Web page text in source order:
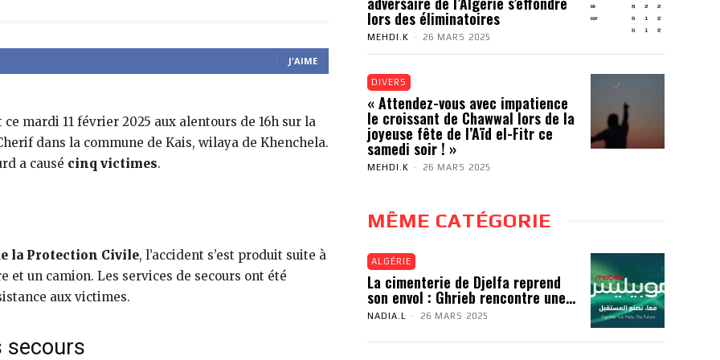
J'AIME
ce mardi 11 février 2025 aux alentours de 16h sur la
dans la commune de Kais, wilaya de Khenchela.
a causé cinq victimes.
la Protection Civile, l’accident s’est produit suite à
un camion. Les services de secours ont été
aux victimes.
secours
lors des éliminatoires
MEHDI.K - 26 MARS 2025
DIVERS
« Attendez-vous avec impatience
le croissant de Chawwal lors de la
joyeuse fête de l’Aïd el-Fitr ce
samedi soir ! »
MEHDI.K - 26 MARS 2025
MÊME CATÉGORIE
ALGÉRIE
La cimenterie de Djelfa reprend
son envol : Ghrieb rencontre une...
NADIA.L - 26 MARS 2025